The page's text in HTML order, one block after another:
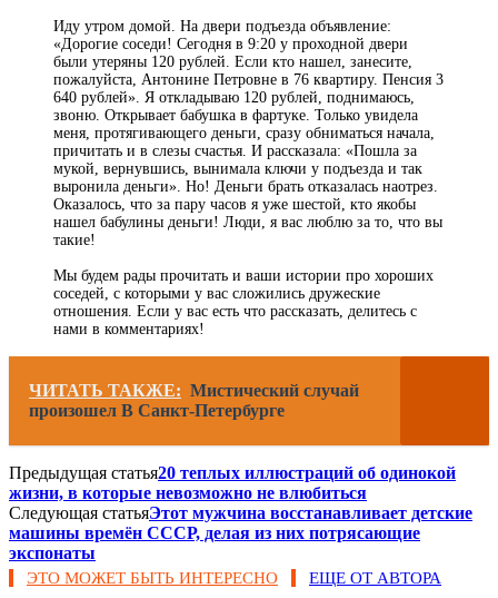
Иду утром домой. На двери подъезда объявление:
«Дорогие соседи! Сегодня в 9:20 у проходной двери
были утеряны 120 рублей. Если кто нашел, занесите,
пожалуйста, Антонине Петровне в 76 квартиру. Пенсия 3
640 рублей». Я откладываю 120 рублей, поднимаюсь,
звоню. Открывает бабушка в фартуке. Только увидела
меня, протягивающего деньги, сразу обниматься начала,
причитать и в слезы счастья. И рассказала: «Пошла за
мукой, вернувшись, вынимала ключи у подъезда и так
выронила деньги». Но! Деньги брать отказалась наотрез.
Оказалось, что за пару часов я уже шестой, кто якобы
нашел бабулины деньги! Люди, я вас люблю за то, что вы
такие!
Мы будем рады прочитать и ваши истории про хороших
соседей, с которыми у вас сложились дружеские
отношения. Если у вас есть что рассказать, делитесь с
нами в комментариях!
ЧИТАТЬ ТАКЖЕ: Мистический cлучай
произошел В Санкт-Петербурге
Предыдущая статья20 теплых иллюстраций об одинокой
жизни, в которые невозможно не влюбиться
Следующая статьяЭтот мужчина восстанавливает детские
машины времён СССР, делая из них потрясающие
экспонаты
ЭТО МОЖЕТ БЫТЬ ИНТЕРЕСНО ЕЩЕ ОТ АВТОРА